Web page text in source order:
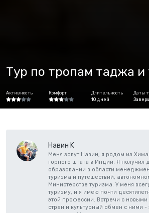
Тур по тропам таджа и
Активность Комфорт
Длительность
10 дней
Даты
Навин K
Меня зовут Навин, я родом из
горного штата в Индии. Я получил
образовании в области
туризма и путешествий,
Министерстве туризма. У меня
туризму, и я имею почти
этой профессии. Встречи с
стран и культурный обмен с ними